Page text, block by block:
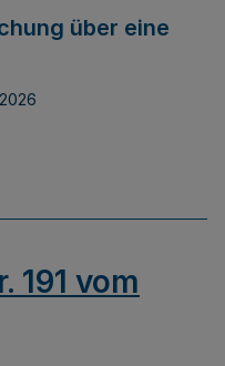
über eine
191 vom